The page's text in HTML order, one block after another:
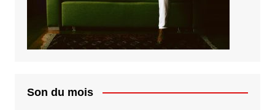
Son du mois